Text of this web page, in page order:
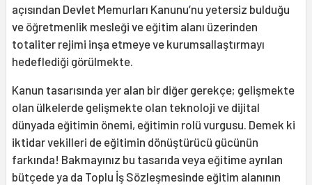
açısından Devlet Memurları Kanunu’nu yetersiz bulduğu
ve öğretmenlik mesleği ve eğitim alanı üzerinden
totaliter rejimi inşa etmeye ve kurumsallaştırmayı
hedeflediği görülmekte.
Kanun tasarısında yer alan bir diğer gerekçe; gelişmekte
olan ülkelerde gelişmekte olan teknoloji ve dijital
dünyada eğitimin önemi, eğitimin rolü vurgusu. Demek ki
iktidar vekilleri de eğitimin dönüştürücü gücünün
farkında! Bakmayınız bu tasarıda veya eğitime ayrılan
bütçede ya da Toplu İş Sözleşmesinde eğitim alanının